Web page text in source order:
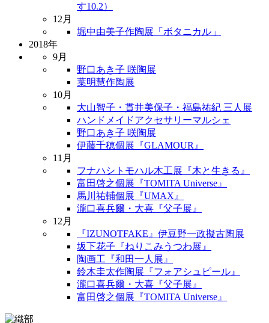
す10.2）
12月
堀中由美子作陶展「ボタニカル」
2018年
9月
野口あき子 咲陶展
葉明慧作陶展
10月
大山智子・貫井美保子・福島祐紀 三人展
ハンドメイドアクセサリーマルシェ
野口あき子 咲陶展
伊藤千穂個展『GLAMOUR』
11月
フナハシトモハル木工展『木と生きる』
富田啓之個展『TOMITA Universe』
馬川祐輔個展『UMAX』
瀧口喜兵爾・大喜『父子展』
12月
『IZUNOTFAKE』伊豆野一政擬古陶展
坂下花子『ねりこみうつわ展』
陶画工『和田一人展』
鈴木圭太作陶展『フォアシュピール』
瀧口喜兵爾・大喜『父子展』
富田啓之個展『TOMITA Universe』